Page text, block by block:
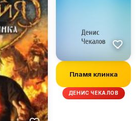
Пламя клинка
ДЕНИС ЧЕКАЛОВ